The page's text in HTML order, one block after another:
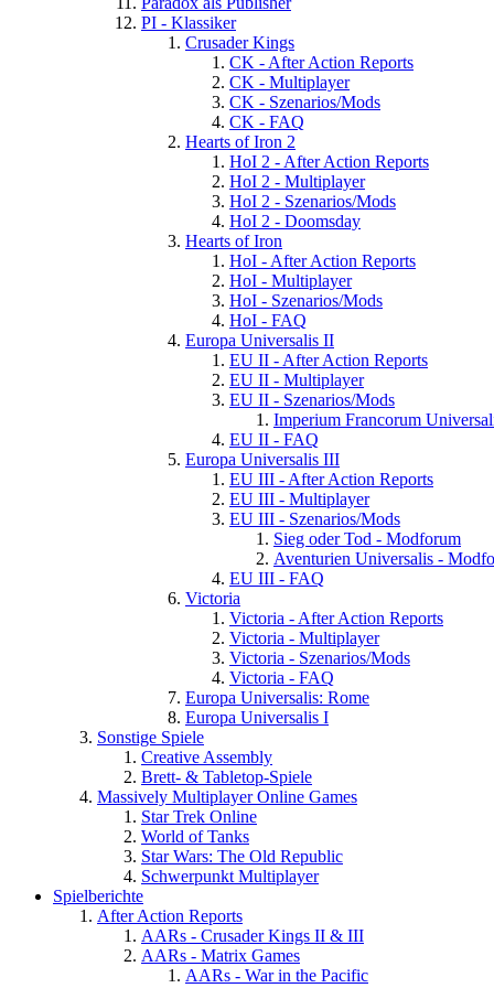
PI - Klassiker
Crusader Kings
CK - After Action Reports
CK - Multiplayer
CK - Szenarios/Mods
CK - FAQ
Hearts of Iron 2
HoI 2 - After Action Reports
HoI 2 - Multiplayer
HoI 2 - Szenarios/Mods
HoI 2 - Doomsday
Hearts of Iron
HoI - After Action Reports
HoI - Multiplayer
HoI - Szenarios/Mods
HoI - FAQ
Europa Universalis II
EU II - After Action Reports
EU II - Multiplayer
EU II - Szenarios/Mods
Imperium Francorum
EU II - FAQ
Europa Universalis III
EU III - After Action Reports
EU III - Multiplayer
EU III - Szenarios/Mods
Sieg oder Tod - Modforum
Aventurien Universalis -
EU III - FAQ
Victoria
Victoria - After Action Reports
Victoria - Multiplayer
Victoria - Szenarios/Mods
Victoria - FAQ
Europa Universalis: Rome
Europa Universalis I
Sonstige Spiele
Creative Assembly
Brett- & Tabletop-Spiele
Massively Multiplayer Online Games
Star Trek Online
World of Tanks
Star Wars: The Old Republic
Schwerpunkt Multiplayer
Spielberichte
After Action Reports
AARs - Crusader Kings II & III
AARs - Matrix Games
AARs - War in the Pacific